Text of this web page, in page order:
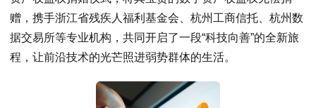
赠，携手浙江省残疾人福利基金会、杭州工商信托、杭州数
据交易所等专业机构，共同开启了一段“科技向善”的全新旅
程，让前沿技术的光芒照进弱势群体的生活。